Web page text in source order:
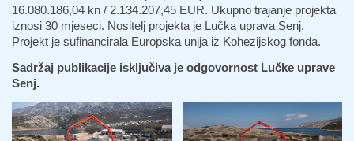
16.080.186,04 kn / 2.134.207,45 EUR. Ukupno trajanje projekta
iznosi 30 mjeseci. Nositelj projekta je Lučka uprava Senj.
Projekt je sufinancirala Europska unija iz Kohezijskog fonda.
Sadržaj publikacije isključiva je odgovornost Lučke uprave
Senj.